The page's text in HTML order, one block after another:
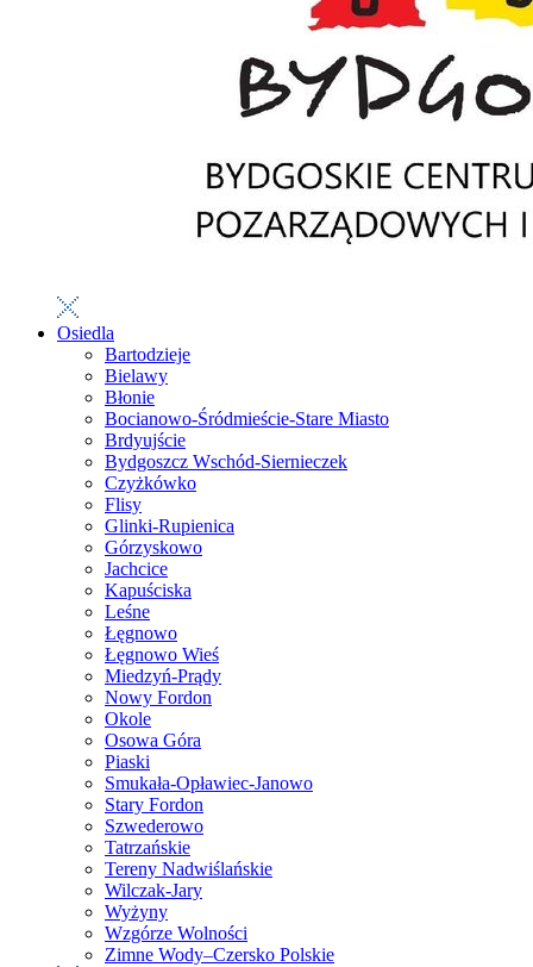
Osiedla
Bartodzieje
Bielawy
Błonie
Bocianowo-Śródmieście-Stare Miasto
Brdyujście
Bydgoszcz Wschód-Siernieczek
Czyżkówko
Flisy
Glinki-Rupienica
Górzyskowo
Jachcice
Kapuściska
Leśne
Łęgnowo
Łęgnowo Wieś
Miedzyń-Prądy
Nowy Fordon
Okole
Osowa Góra
Piaski
Smukała-Opławiec-Janowo
Stary Fordon
Szwederowo
Tatrzańskie
Tereny Nadwiślańskie
Wilczak-Jary
Wyżyny
Wzgórze Wolności
Zimne Wody–Czersko Polskie